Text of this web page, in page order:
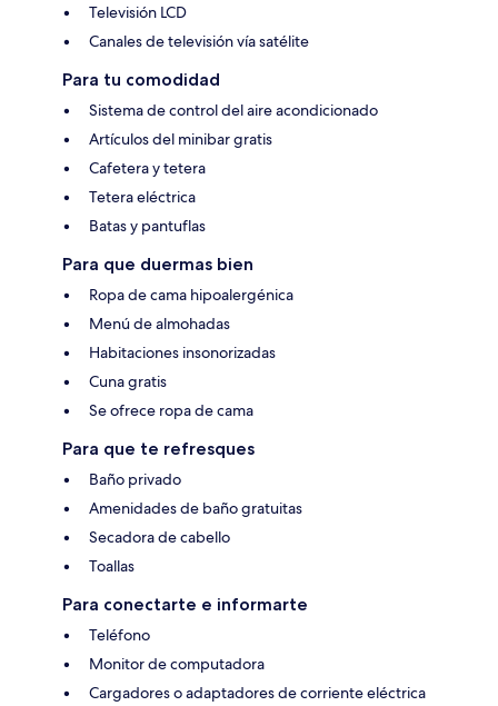
Televisión LCD
Canales de televisión vía satélite
Para tu comodidad
Sistema de control del aire acondicionado
Artículos del minibar gratis
Cafetera y tetera
Tetera eléctrica
Batas y pantuflas
Para que duermas bien
Ropa de cama hipoalergénica
Menú de almohadas
Habitaciones insonorizadas
Cuna gratis
Se ofrece ropa de cama
Para que te refresques
Baño privado
Amenidades de baño gratuitas
Secadora de cabello
Toallas
Para conectarte e informarte
Teléfono
Monitor de computadora
Cargadores o adaptadores de corriente eléctrica